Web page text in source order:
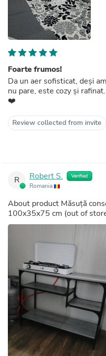
Foarte frumos!
Da un aer sofisticat, deși
nu pare, este cozy și
❤️
Review collected from invite
R Robert S. Verified
Romania
About product Măsuță
100x35x75 cm (out of